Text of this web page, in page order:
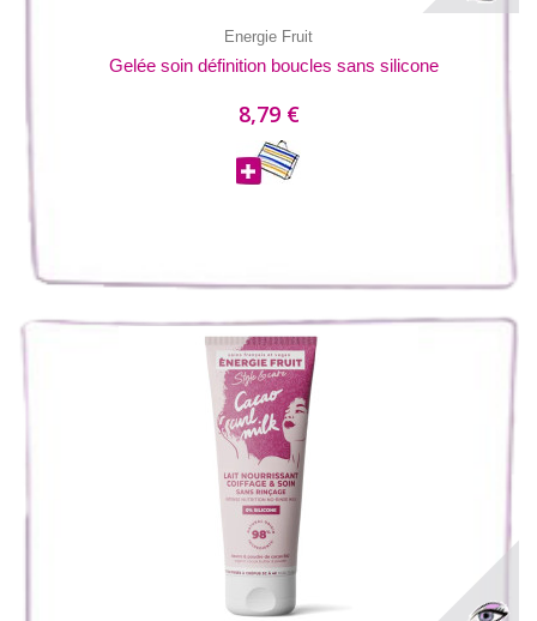
Energie Fruit
Gelée soin définition boucles sans silicone
8,79 €